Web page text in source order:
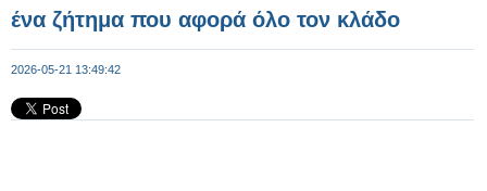
ένα ζήτημα που αφορά όλο τον κλάδο
2026-05-21 13:49:42